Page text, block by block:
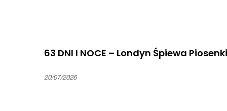
63 DNI I NOCE – Londyn Śpiewa
20/07/2026